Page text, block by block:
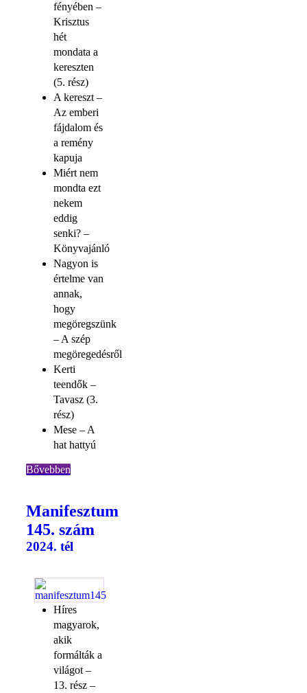
fényében –
Krisztus
hét
mondata a
kereszten
(5. rész)
A kereszt –
Az emberi
fájdalom és
a remény
kapuja
Miért nem
mondta ezt
nekem
eddig
senki? –
Könyvajánló
Nagyon is
értelme van
annak,
hogy
megöregszünk
– A szép
megöregedésről
Kerti
teendők –
Tavasz (3.
rész)
Mese – A
hat hattyú
Bővebben
Manifesztum
145. szám
2024. tél
Híres
magyarok,
akik
formálták a
világot –
13. rész –